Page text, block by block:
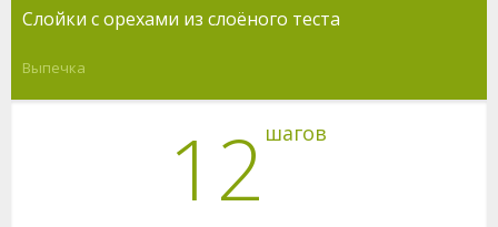
Слойки с орехами из слоёного теста
Выпечка
12 шагов